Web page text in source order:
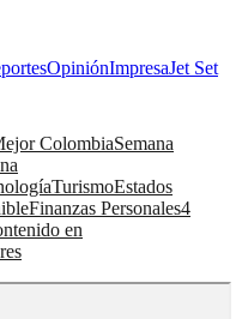
OpiniónImpresaJet Set
ColombiaSemana
TurismoEstados
Finanzas Personales4
en